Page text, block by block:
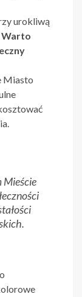
urokliwą
Warto
Miasto
Mieście